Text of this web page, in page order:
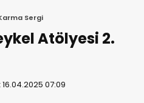
Sergi
Atölyesi 2.
16.04.2025 07:09